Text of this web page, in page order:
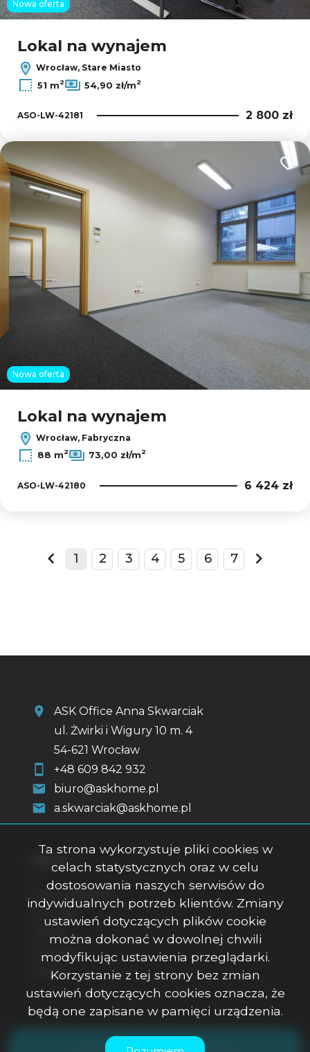
Nowa oferta
Lokal na wynajem
Wrocław, Stare Miasto
51 m2 54,90 zł/m2
ASO-LW-42181 2 800 zł
Nowa oferta
Lokal na wynajem
Wrocław, Fabryczna
88 m2 73,00 zł/m2
ASO-LW-42180 6 424 zł
prev
1 2 3 4 5 6 7
next
ASK Office Anna Skwarciak
ul. Żwirki i Wigury 10 m. 4
54-621 Wrocław
+48 609 842 932
biuro@askhome.pl
a.skwarciak@askhome.pl
O firmie
Kontakt
Rodo
ASK Office Anna Skwarciak © 2026
Ta strona wykorzystuje pliki cookies w
celach statystycznych oraz w celu
dostosowania naszych serwisów do
indywidualnych potrzeb klientów. Zmiany
ustawień dotyczących plików cookie
można dokonać w dowolnej chwili
modyfikując ustawienia przeglądarki.
Korzystanie z tej strony bez zmian
ustawień dotyczących cookies oznacza, że
będą one zapisane w pamięci urządzenia.